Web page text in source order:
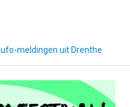
ufo-meldingen uit Drenthe